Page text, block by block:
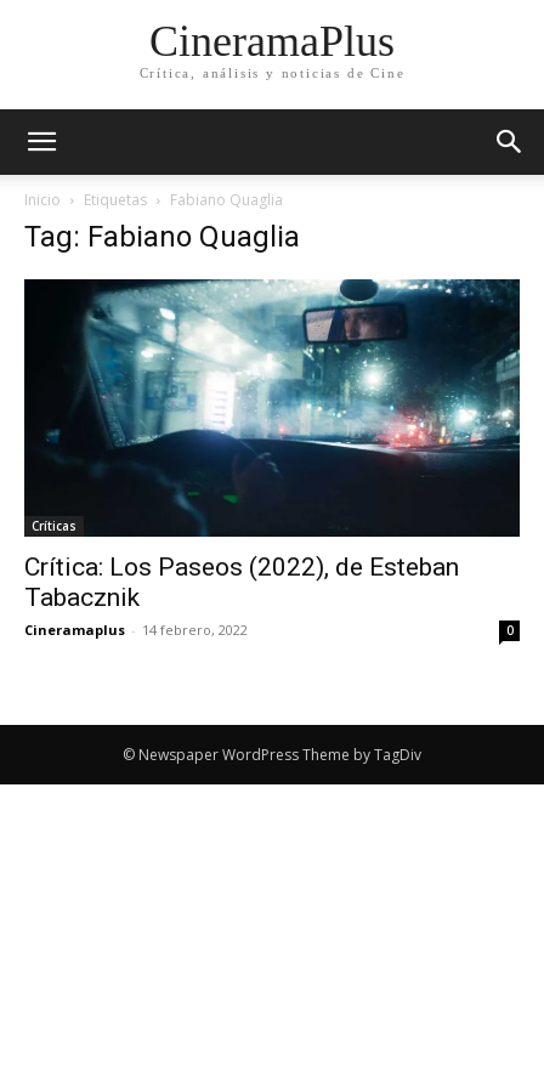
CineramaPlus
Crítica, análisis y noticias de Cine
Inicio Etiquetas Fabiano Quaglia
Tag: Fabiano Quaglia
Críticas
Crítica: Los Paseos (2022), de Esteban
Tabacznik
Cineramaplus - 14 febrero, 2022 0
© Newspaper WordPress Theme by TagDiv